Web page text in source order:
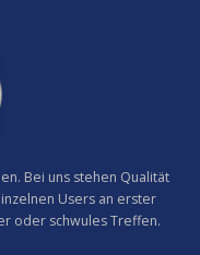
Bei uns stehen Qualität
Users an erster
oder schwules Treffen.